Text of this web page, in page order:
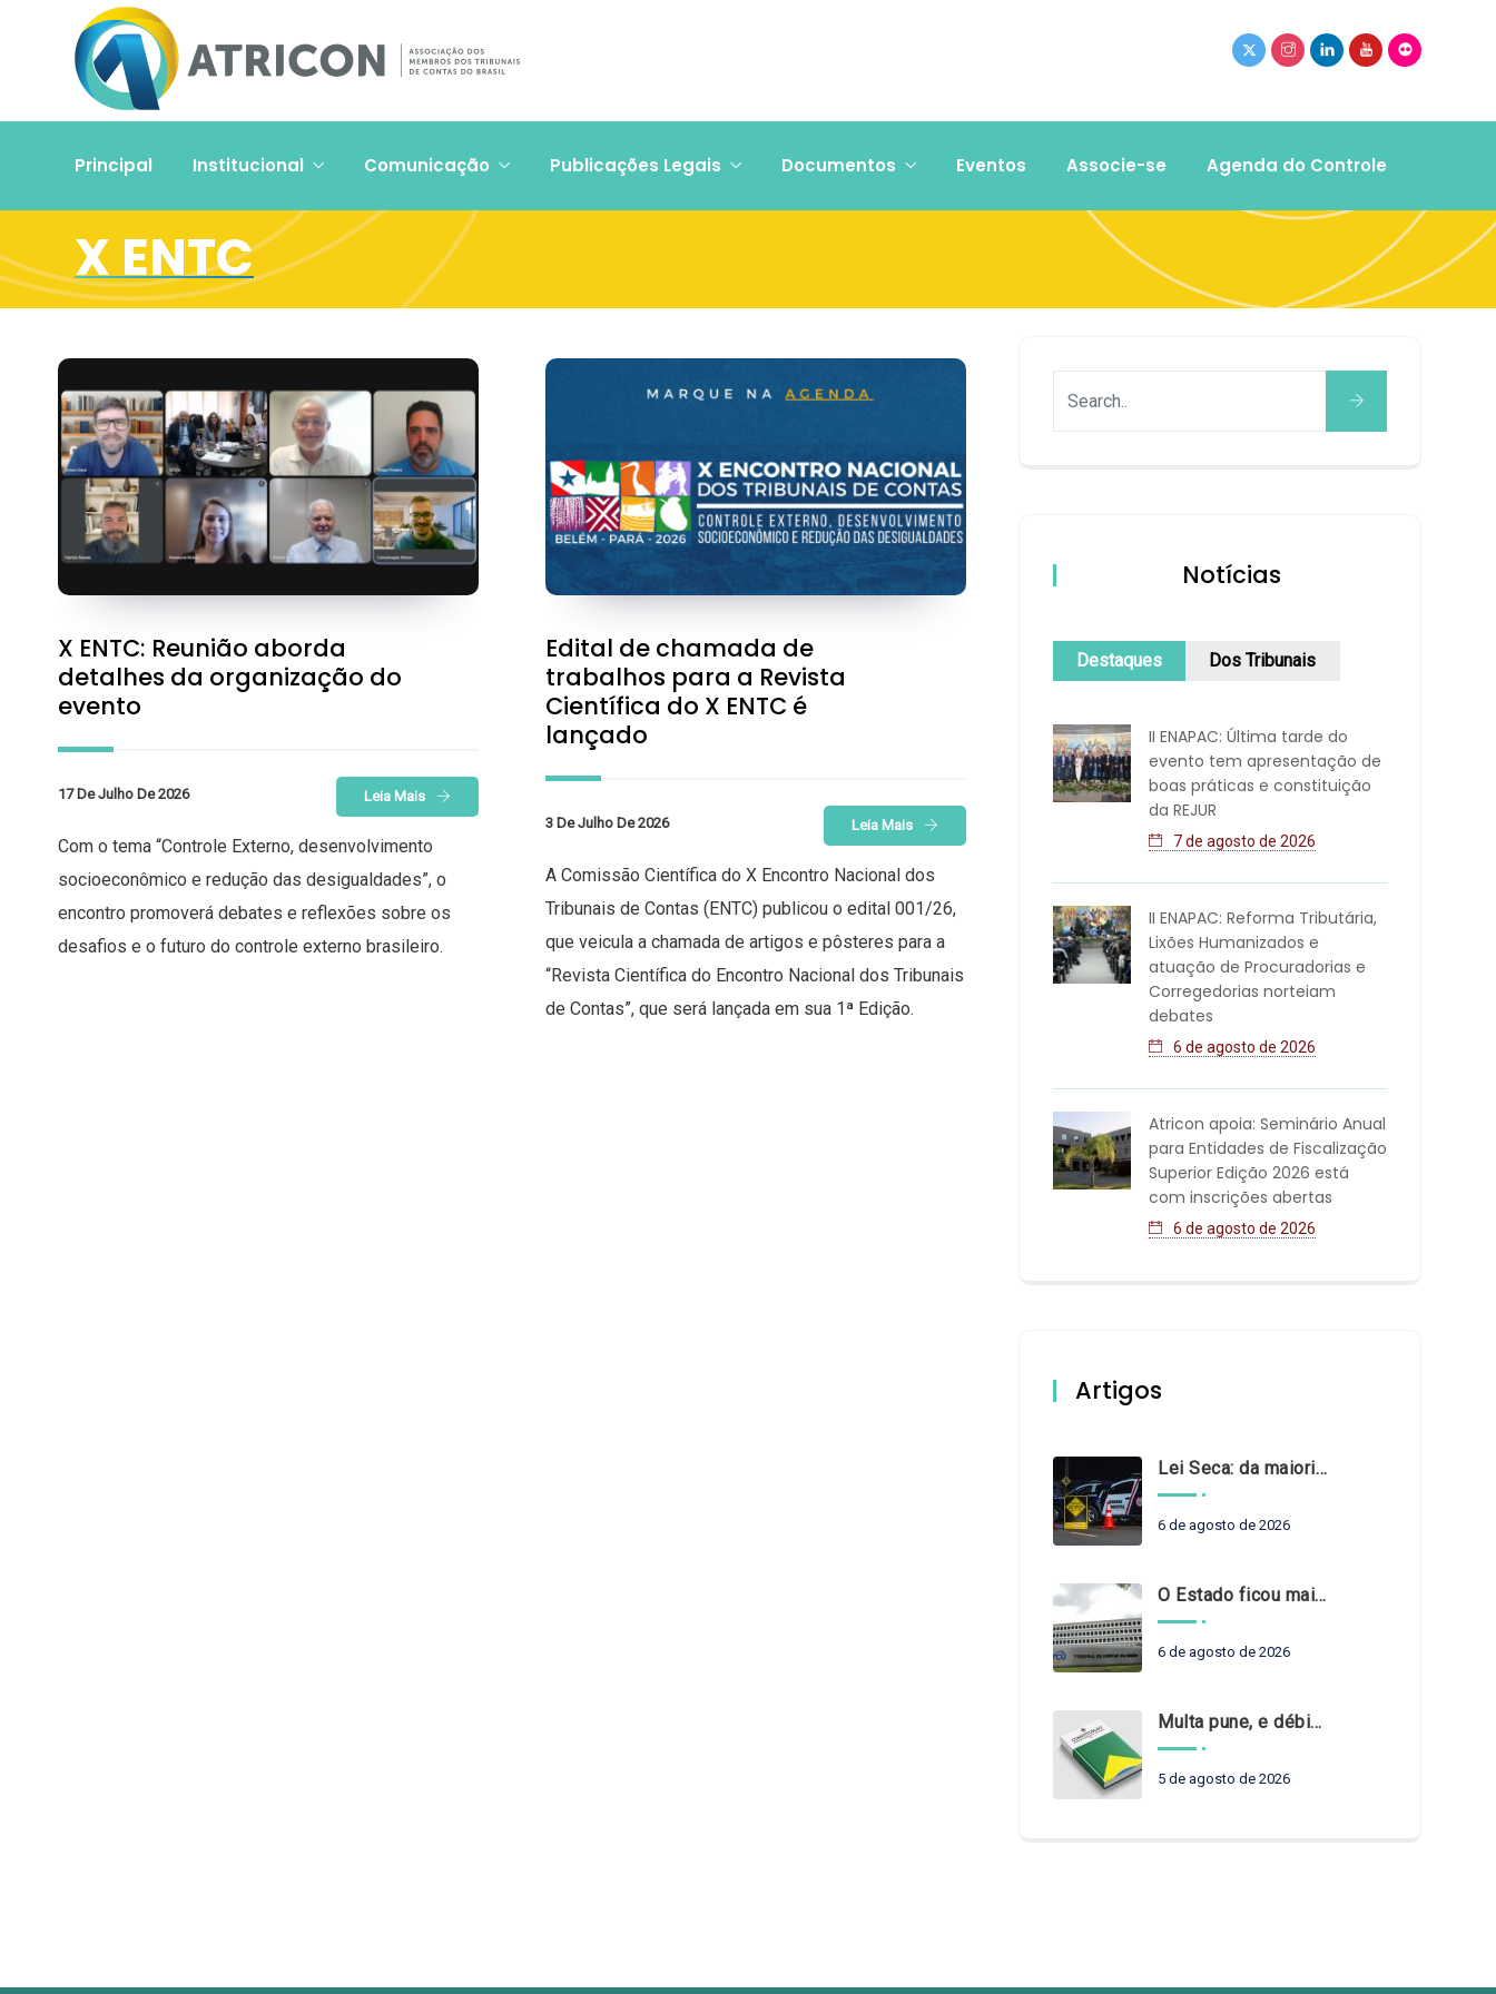
Principal Institucional Comunicação Publicações Legais Documentos Eventos Associe-se Agenda do Controle
X ENTC
X ENTC: Reunião aborda
detalhes da organização do
evento
17 De Julho De 2026 Leia Mais
Com o tema “Controle Externo, desenvolvimento
socioeconômico e redução das desigualdades”, o
encontro promoverá debates e reflexões sobre os
desafios e o futuro do controle externo brasileiro.
Edital de chamada de
trabalhos para a Revista
Científica do X ENTC é
lançado
3 De Julho De 2026 Leia Mais
A Comissão Científica do X Encontro Nacional dos
Tribunais de Contas (ENTC) publicou o edital 001/26,
que veicula a chamada de artigos e pôsteres para a
“Revista Científica do Encontro Nacional dos Tribunais
de Contas”, que será lançada em sua 1ª Edição.
Notícias
Destaques Dos Tribunais
II ENAPAC: Última tarde do
evento tem apresentação de
boas práticas e constituição
da REJUR
7 de agosto de 2026
II ENAPAC: Reforma Tributária,
Lixões Humanizados e
atuação de Procuradorias e
Corregedorias norteiam
debates
6 de agosto de 2026
Atricon apoia: Seminário Anual
para Entidades de Fiscalização
Superior Edição 2026 está
com inscrições abertas
6 de agosto de 2026
Artigos
Lei Seca: da maioridade à maturidade
6 de agosto de 2026
O Estado ficou mais complexo. O controle precisa acompanhar
6 de agosto de 2026
Multa pune, e débito recompõe. § 3º do art. 71 da Constituição: um problema de legística formal
5 de agosto de 2026